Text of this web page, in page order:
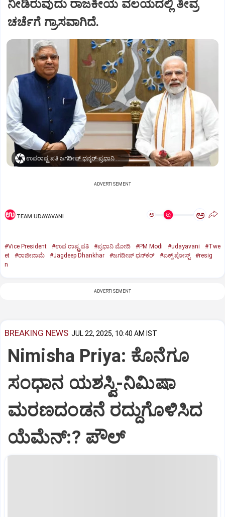
ನೀಡಿರುವುದು ರಾಜಕೀಯ ವಲಯದಲ್ಲಿ ತೀವ್ರ
ಚರ್ಚೆಗೆ ಗ್ರಾಸವಾಗಿದೆ.
ಉಪರಾಷ್ಟ್ರಪತಿ ಜಗದೀಪ್‌ ಧನ್ಕರ್-ಪ್ರಧಾನಿ ಮೋದಿ
ADVERTISEMENT
TEAM UDAYAVANI ಅ ಅ
#Vice President #ಉಪ ರಾಷ್ಟ್ರಪತಿ #ಪ್ರಧಾನಿ ಮೋದಿ #PM Modi #udayavani
#Twe
et
#ರಾಜೀನಾಮೆ #Jagdeep Dhankhar #ಜಗದೀಪ್‌ ಧನ್‌ಕರ್‌ #ಎಕ್ಸ್‌ ಪೋಸ್ಟ್
#resig
n
ADVERTISEMENT
BREAKING NEWS JUL 22, 2025, 10:40 AM IST
Nimisha Priya: ಕೊನೆಗೂ
ಸಂಧಾನ ಯಶಸ್ವಿ-ನಿಮಿಷಾ
ಮರಣದಂಡನೆ ರದ್ದುಗೊಳಿಸಿದ
ಯೆಮೆನ್:? ಪೌಲ್